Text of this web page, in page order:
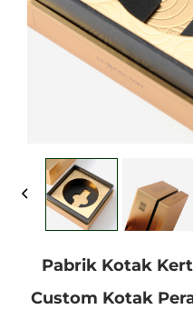
Pabrik Kotak
Custom Kotak